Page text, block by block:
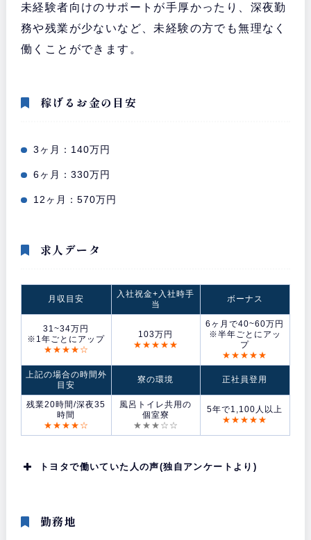
未経験者向けのサポートが手厚かったり、深夜勤
務や残業が少ないなど、未経験の方でも無理なく
働くことができます。
稼げるお金の目安
3ヶ月：140万円
6ヶ月：330万円
12ヶ月：570万円
求人データ
月収目安
入社祝金+入社時手
当
ボーナス
31~34万円
※1年ごとにアップ
★★★★☆
103万円
★★★★★
6ヶ月で40~60万円
※半年ごとにアッ
プ
★★★★★
上記の場合の時間外
目安
寮の環境 正社員登用
残業20時間/深夜35
時間
★★★★☆
風呂トイレ共用の
個室寮
★★★☆☆
5年で1,100人以上
★★★★★
トヨタで働いていた人の声(独自アンケートより)
勤務地